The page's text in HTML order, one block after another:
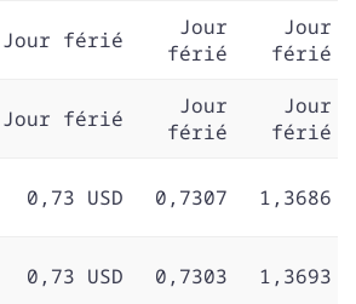
Jour férié
Jour
férié
Jour
férié
Jour férié
Jour
férié
Jour
férié
0,73 USD 0,7307 1,3686
0,73 USD 0,7303 1,3693